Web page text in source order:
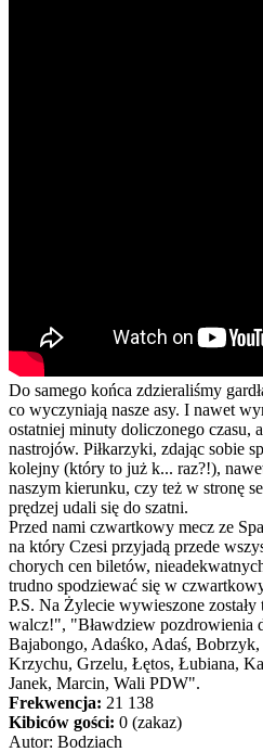
Do samego końca zdzieraliśmy
co wyczyniają nasze asy. I nawet
ostatniej minuty doliczonego czasu,
nastrojów. Piłkarzyki, zdając sobie
kolejny (który to już k... raz?!),
naszym kierunku, czy też w stronę
prędzej udali się do szatni.
Przed nami czwartkowy mecz ze
na który Czesi przyjadą przede
chorych cen biletów,
trudno spodziewać się w
P.S. Na Żylecie wywieszone
walcz!", "Bławdziew pozdrowienia
Bajabongo, Adaśko, Adaś,
Krzychu, Grzelu, Łętos, Łubiana,
Janek, Marcin, Wali PDW".
Frekwencja: 21 138
Kibiców gości: 0 (zakaz)
Autor: Bodziach